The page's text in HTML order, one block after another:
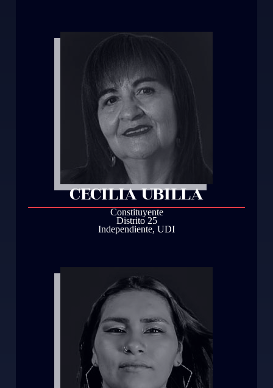
CECILIA UBILLA
Constituyente
Distrito 25
Independiente, UDI